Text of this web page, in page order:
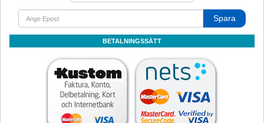
Spara
BETALNINGSSÄTT